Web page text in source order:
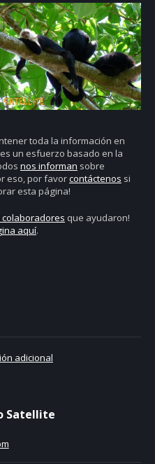
toda la información en
un esfuerzo basado en la
nos informan sobre
eso, por favorcontáctenos si
esta página!
colaboradores que ayudaron!
aquí.
adicional
Satellite